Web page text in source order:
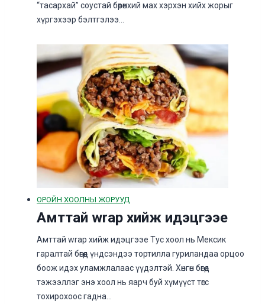
“тасархай” соустай бөөрөнхий мах хэрхэн хийх жорыг
хүргэхээр бэлтгэлээ…
ОРОЙН ХООЛНЫ ЖОРУУД
Амттай wrap хийж идэцгээе
Амттай wrap хийж идэцгээе Тус хоол нь Мексик
гаралтай бөгөөд үндсэндээ тортилла гуриландаа орцоо
боож идэх уламжлалаас үүдэлтэй. Хөнгөн бөгөөд
тэжээллэг энэ хоол нь яарч буй хүмүүст төгс
тохирохоос гадна…